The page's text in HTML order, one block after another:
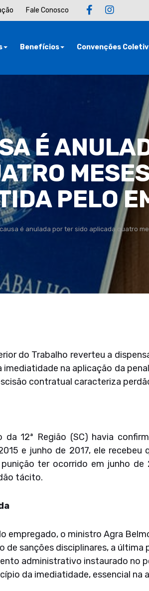
Fale Conosco
Benefícios Convenções
É
PELO
é anulada por ter sido aplicada quatro
do Trabalho reverteu a
na aplicação da
contratual caracteriza
da 12ª Região (SC) havia
e junho de 2017, ele
ter ocorrido em junho
tácito.
empregado, o ministro Agra
de sanções disciplinares, a
administrativo instaurado no
da imediatidade, essencial na